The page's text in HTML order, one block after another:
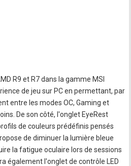
R9 et R7 dans la gamme MSI
de jeu sur PC en permettant, par
entre les modes OC, Gaming et
De son côté, l'onglet EyeRest
de couleurs prédéfinis pensés
de diminuer la lumière bleue
la fatigue oculaire lors de sessions
également l'onglet de contrôle LED